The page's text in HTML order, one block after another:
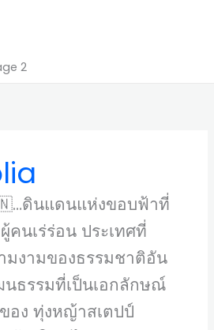
2
ดินแดนแห่งขอบฟ้าที่
คนเร่ร่อน ประเทศที่
มงามของธรรมชาติอัน
ธรรมที่เป็นเอกลักษณ์
ง ทุ่งหญ้าสเตปป์